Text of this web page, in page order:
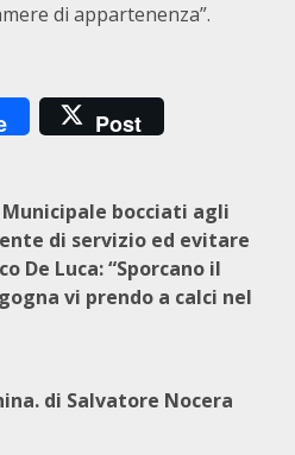
di appartenenza”.
Post
bocciati agli
di servizio ed evitare
De Luca: “Sporcano il
vi prendo a calci nel
di Salvatore Nocera